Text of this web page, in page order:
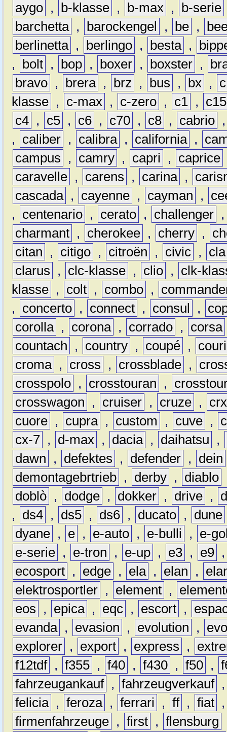
aygo , b-klasse , b-max , b-serie
barchetta , barockengel , be ,
berlinetta , berlingo , besta ,
,
bolt , bop , boxer , boxster ,
bravo , brera , brz , bus , bx ,
c
klasse , c-max , c-zero , c1 ,
c15
c4 , c5 , c6 , c70 , c8 , cabrio
,
caliber , calibra , california ,
campus
, camry , capri , caprice
caravelle , carens , carina ,
cascada , cayenne , cayman ,
,
centenario , cerato , challenger
charmant , cherokee , cherry ,
citan
, citigo , citroën , civic ,
cla
clarus
, clc-klasse , clio ,
clk-
klasse , colt , combo ,
,
concerto , connect , consul ,
corolla , corona , corrado , corsa
countach
, country , coupé ,
croma , cross , crossblade ,
crosspolo , crosstouran ,
crosswagon
, cruiser , cruze ,
crx
cuore , cupra , custom , cuve ,
cx-7 , d-max , dacia , daihatsu
,
dawn
, defektes , defender , dein
demontagebrtrieb , derby , diablo
doblò , dodge , dokker , drive ,
,
ds4 , ds5 , ds6 , ducato , dune
dyane , e , e-auto , e-bulli ,
e-
e-serie , e-tron , e-up , e3 , e9
ecosport , edge , ela , elan ,
elektrosportler , element ,
eos
, epica , eqc , escort ,
evanda , evasion , evolution ,
explorer , export , express ,
f12tdf , f355 , f40 , f430 , f50 ,
fahrzeugankauf , fahrzeugverkauf
felicia , feroza , ferrari , ff , fiat
firmenfahrzeuge , first , flensburg